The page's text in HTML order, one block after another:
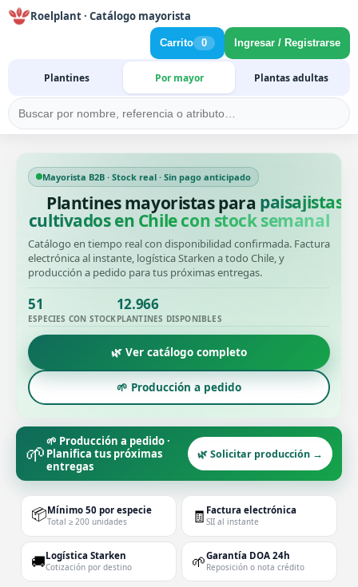
Roelplant · Catálogo mayorista
Plantines Por mayor Plantas adultas
Carrito 0 Ingresar / Registrarse
Mayorista B2B · Stock real · Sin pago anticipado
Plantines mayoristas para
cultivados en Chile con stock semanal
Catálogo en tiempo real con disponibilidad confirmada. Factura
electrónica al instante, logística Starken a todo Chile, y
producción a pedido para tus próximas entregas.
51
ESPECIES CON STOCK
12.966
PLANTINES DISPONIBLES
🌿 Ver catálogo completo
🌱 Producción a pedido
🌱🌱 Producción a pedido ·
Planifica tus próximas
entregas
🌿 Solicitar producción →
📦Mínimo 50 por especie
Total ≥ 200 unidades 🧾 Factura electrónica
SII al instante
🚚Logística Starken
Cotización por destino 🌱Garantía DOA 24h
Reposición o nota crédito